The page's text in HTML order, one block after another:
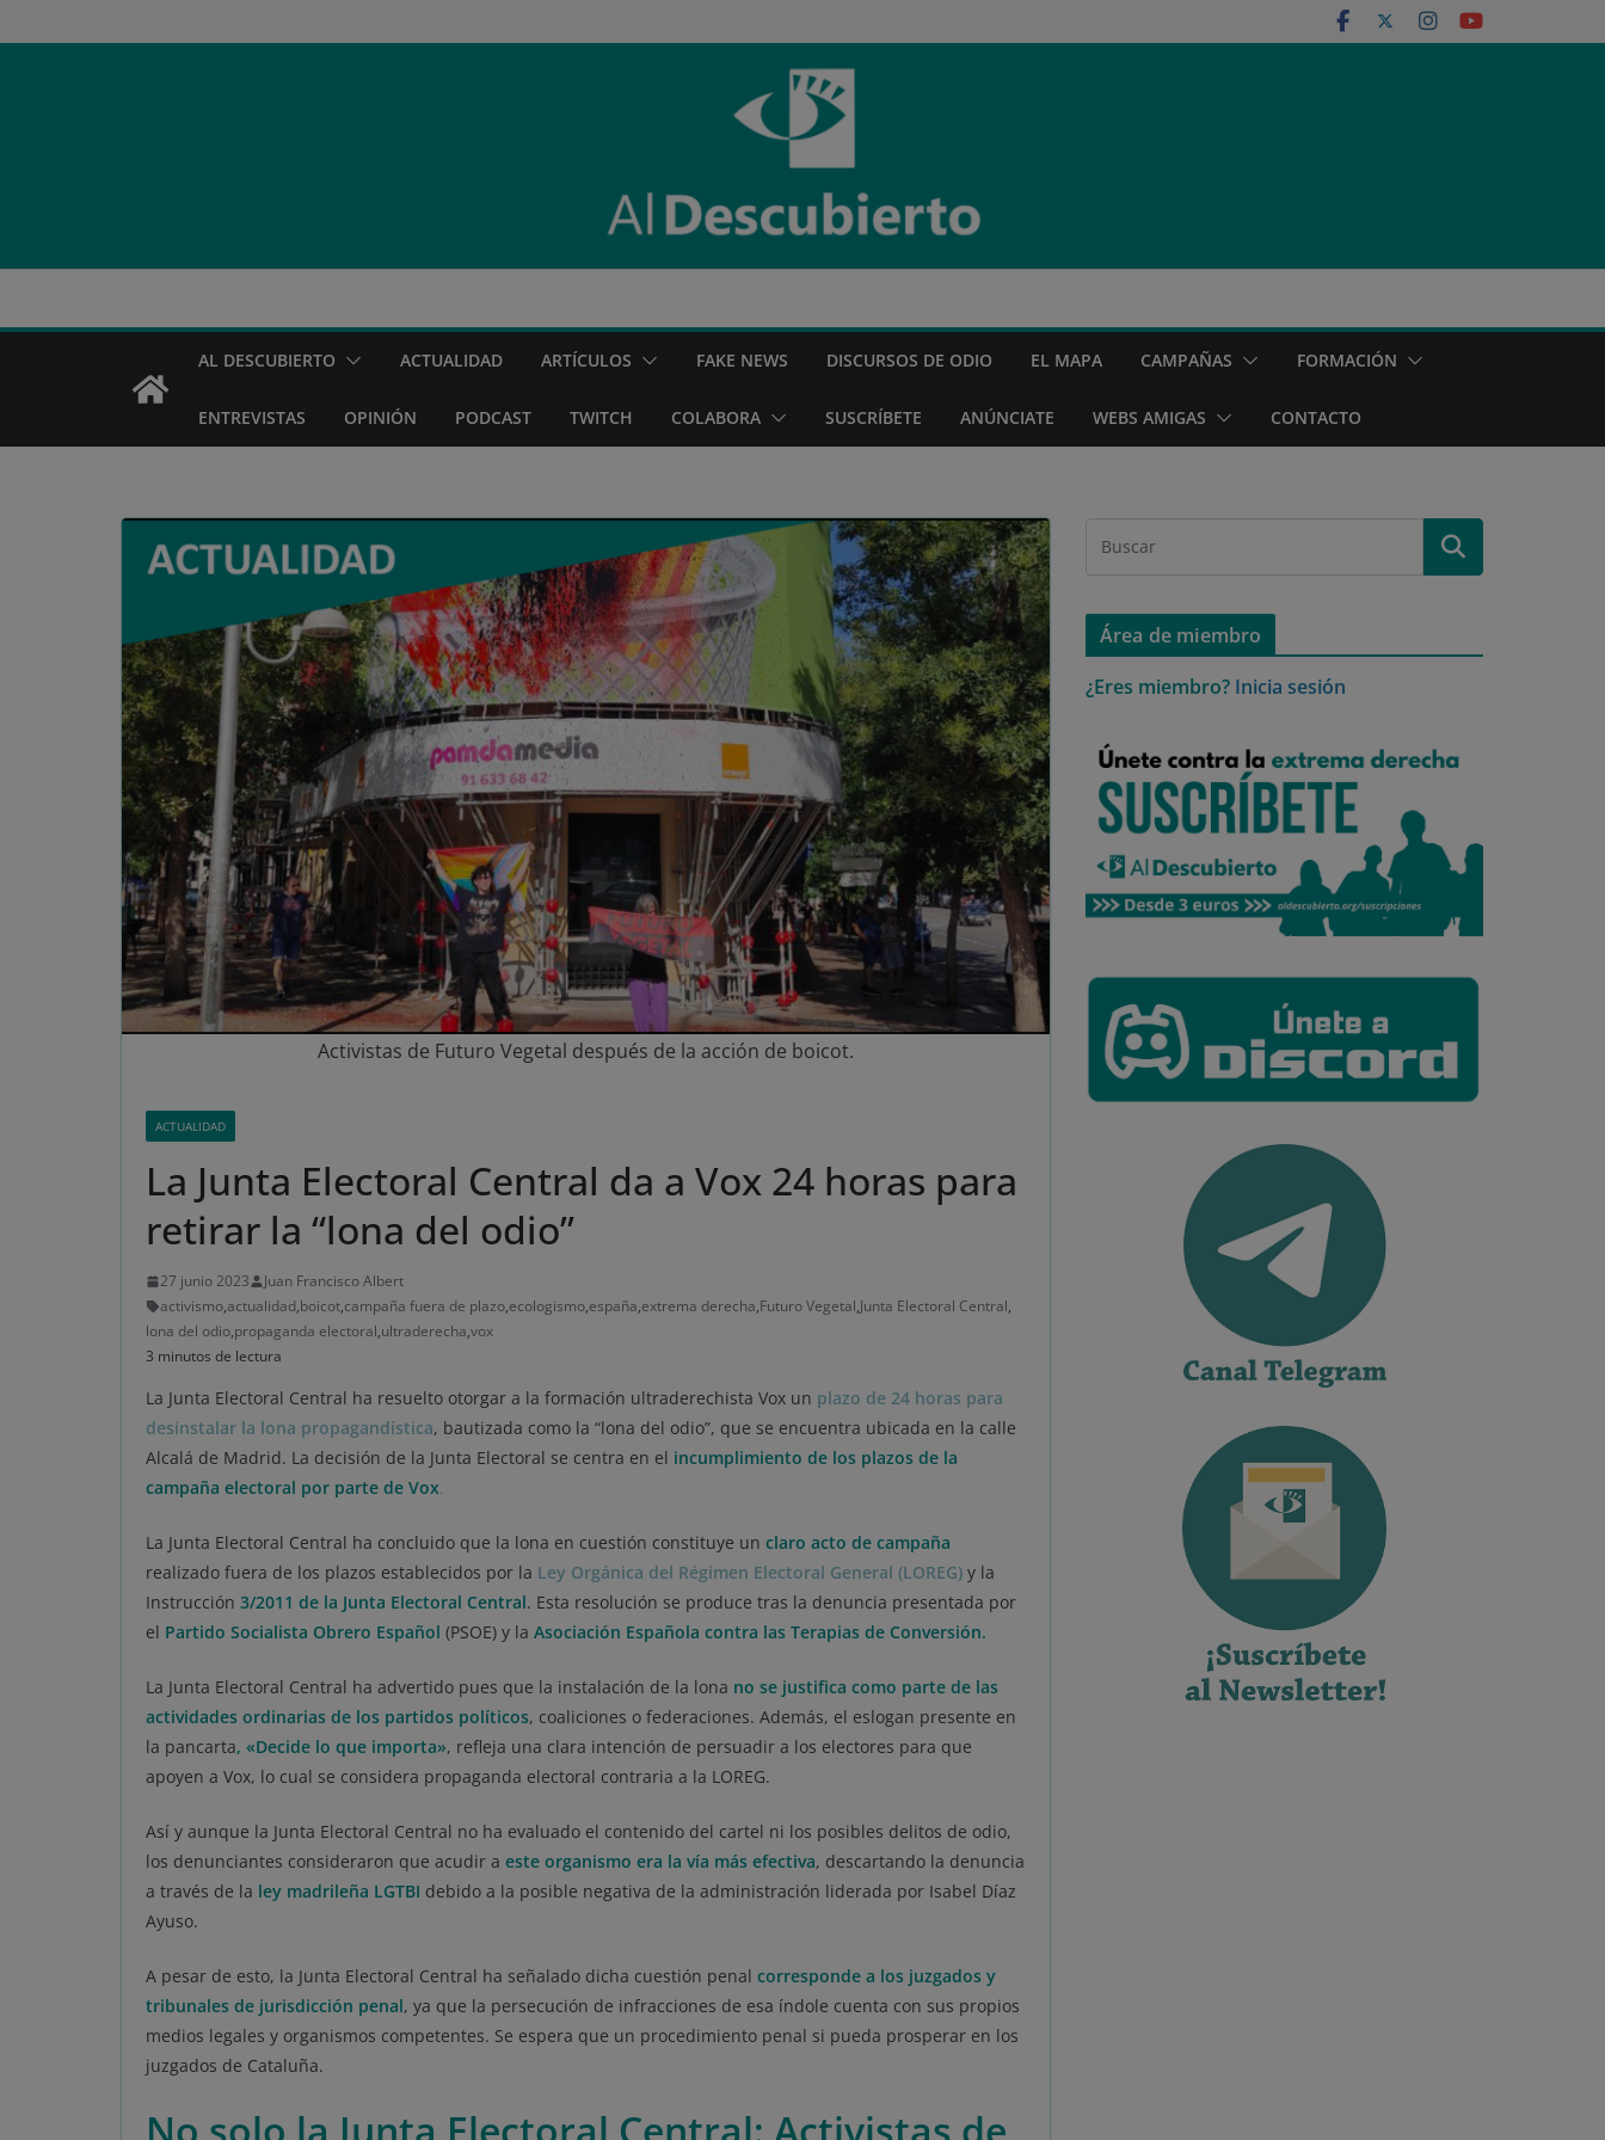
al
AL DESCUBIERTO ACTUALIDAD ARTÍCULOS FAKE NEWS DISCURSOS DE ODIO EL MAPA CAMPAÑAS FORMACIÓN
ENTREVISTAS OPINIÓN PODCAST TWITCH COLABORA SUSCRÍBETE ANÚNCIATE WEBS AMIGAS CONTACTO
Activistas de Futuro Vegetal después de la acción de boicot.
ACTUALIDAD
La Junta Electoral Central da a Vox 24 horas para
retirar la “lona del odio”
27 junio 2023
Juan Francisco Albert
activismo,actualidad,boicot,campaña fuera de plazo,ecologismo,españa,extrema derecha,Futuro Vegetal,Junta Electoral Central,
lona del odio,propaganda electoral,ultraderecha,vox
3 minutos de lectura
La Junta Electoral Central ha resuelto otorgar a la formación ultraderechista Vox un plazo de 24 horas para
desinstalar la lona propagandística, bautizada como la “lona del odio”, que se encuentra ubicada en la calle
Alcalá de Madrid. La decisión de la Junta Electoral se centra en el incumplimiento de los plazos de la
campaña electoral por parte de Vox.
La Junta Electoral Central ha concluido que la lona en cuestión constituye un claro acto de campaña
realizado fuera de los plazos establecidos por la Ley Orgánica del Régimen Electoral General (LOREG) y la
Instrucción 3/2011 de la Junta Electoral Central. Esta resolución se produce tras la denuncia presentada por
el Partido Socialista Obrero Español (PSOE) y la Asociación Española contra las Terapias de Conversión.
La Junta Electoral Central ha advertido pues que la instalación de la lona no se justifica como parte de las
actividades ordinarias de los partidos políticos, coaliciones o federaciones. Además, el eslogan presente en
la pancarta, «Decide lo que importa», refleja una clara intención de persuadir a los electores para que
apoyen a Vox, lo cual se considera propaganda electoral contraria a la LOREG.
Así y aunque la Junta Electoral Central no ha evaluado el contenido del cartel ni los posibles delitos de odio,
los denunciantes consideraron que acudir a este organismo era la vía más efectiva, descartando la denuncia
a través de la ley madrileña LGTBI debido a la posible negativa de la administración liderada por Isabel Díaz
Ayuso.
A pesar de esto, la Junta Electoral Central ha señalado dicha cuestión penal corresponde a los juzgados y
tribunales de jurisdicción penal, ya que la persecución de infracciones de esa índole cuenta con sus propios
medios legales y organismos competentes. Se espera que un procedimiento penal si pueda prosperar en los
juzgados de Cataluña.
Área de miembro
¿Eres miembro? Inicia sesión